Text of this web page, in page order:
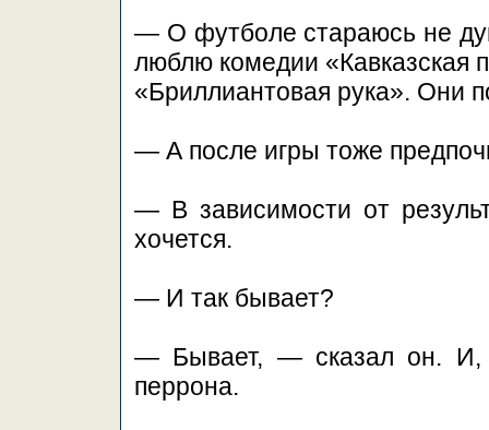
— О футболе стараюсь не
люблю комедии «Кавказская
«Бриллиантовая рука». Они
— А после игры тоже
— В зависимости от
хочется.
— И так бывает?
— Бывает, — сказал он. И,
перрона.